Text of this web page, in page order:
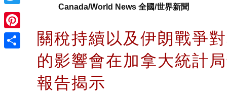
Twitter
Pinterest
Canada/World News 全國/世界新聞
關稅持續以及伊朗戰爭
的影響會在加拿大統計
報告揭示